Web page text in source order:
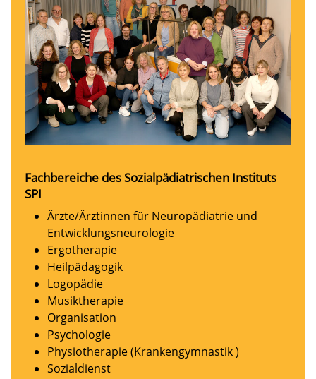
Fachbereiche des Sozialpädiatrischen Instituts
SPI
Ärzte/Ärztinnen für Neuropädiatrie und
Entwicklungsneurologie
Ergotherapie
Heilpädagogik
Logopädie
Musiktherapie
Organisation
Psychologie
Physiotherapie (Krankengymnastik )
Sozialdienst